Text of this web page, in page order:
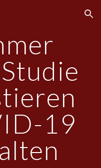
Skip to navigation
19